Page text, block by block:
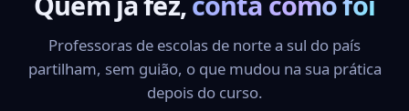
Professoras de escolas de norte a sul do país
partilham, sem guião, o que mudou na sua prática
depois do curso.